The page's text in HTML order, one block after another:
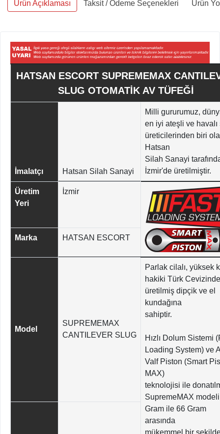
Ürün Açıklaması Taksit / Ödeme Seçenekleri Ürün
HATSAN ESCORT SUPREMEMAX
SLUG OTOMATİK AV TÜFEĞİ
İmalatçı Hatsan Silah Sanayi
Milli gururumuz,
en iyi ateşli ve havalı
üreticilerinden biri
Hatsan
Silah Sanayi
İzmir'de üretilmiştir.
Üretim
Yeri
İzmir
Marka HATSAN ESCORT
Model
SUPREMEMAX
CANTILEVER SLUG
Parlak cilalı, yüksek
hakiki Türk
üretilmiş dipçik ve el
kundağına
sahiptir.
Hızlı Dolum Sistemi
Loading System) ve
Valf Piston (Smart
MAX)
teknolojisi ile
SupremeMAX
Gram ile 66 Gram
arasında
mükemmel bir